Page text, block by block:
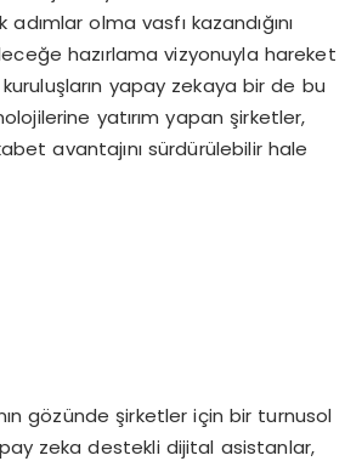
olma vasfı kazandığını
hazırlama vizyonuyla hareket
yapay zekaya bir de bu
yatırım yapan şirketler,
avantajını sürdürülebilir hale
gözünde şirketler için bir turnusol
zeka destekli dijital asistanlar,